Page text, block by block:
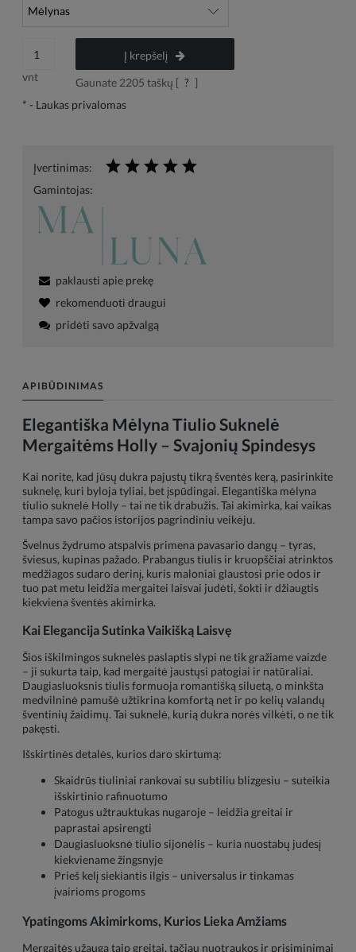
vnt
Į krepšelį
Gaunate 2205 taškų [ ? ]
* - Laukas privalomas
Įvertinimas:
Gamintojas:
paklausti apie prekę
rekomenduoti draugui
pridėti savo apžvalgą
APIBŪDINIMAS
Elegantiška Mėlyna Tiulio Suknelė
Mergaitėms Holly – Svajonių Spindesys
Kai norite, kad jūsų dukra pajustų tikrą šventės kerą, pasirinkite
suknelę, kuri byloja tyliai, bet įspūdingai. Elegantiška mėlyna
tiulio suknelė Holly – tai ne tik drabužis. Tai akimirka, kai vaikas
tampa savo pačios istorijos pagrindiniu veikėju.
Švelnus žydrumo atspalvis primena pavasario dangų – tyras,
šviesus, kupinas pažado. Prabangus tiulis ir kruopščiai atrinktos
medžiagos sudaro derinį, kuris maloniai glaustosi prie odos ir
tuo pat metu leidžia mergaitei laisvai judėti, šokti ir džiaugtis
kiekviena šventės akimirka.
Kai Elegancija Sutinka Vaikišką Laisvę
Šios iškilmingos suknelės paslaptis slypi ne tik gražiame vaizde
– ji sukurta taip, kad mergaitė jaustųsi patogiai ir natūraliai.
Daugiasluoksnis tiulis formuoja romantišką siluetą, o minkšta
medvilninė pamušė užtikrina komfortą net ir po kelių valandų
šventinių žaidimų. Tai suknelė, kurią dukra norės vilkėti, o ne tik
pakęsti.
Išskirtinės detalės, kurios daro skirtumą:
Skaidrūs tiuliniai rankovai su subtiliu blizgesiu – suteikia
išskirtinio rafinuotumo
Patogus užtrauktukas nugaroje – leidžia greitai ir
paprastai apsirengti
Daugiasluoksnė tiulio sijonėlis – kuria nuostabų judesį
kiekviename žingsnyje
Prieš kelį siekiantis ilgis – universalus ir tinkamas
įvairioms progoms
Ypatingoms Akimirkoms, Kurios Lieka Amžiams
Mergaitės užauga taip greitai, tačiau nuotraukos ir prisiminimai